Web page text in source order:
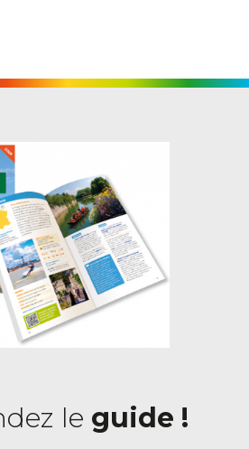
le guide !